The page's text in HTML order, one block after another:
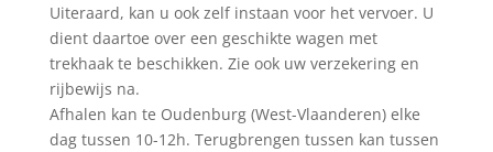
Uiteraard, kan u ook zelf instaan voor het vervoer. U
dient daartoe over een geschikte wagen met
trekhaak te beschikken. Zie ook uw verzekering en
rijbewijs na.
Afhalen kan te Oudenburg (West-Vlaanderen) elke
dag tussen 10-12h. Terugbrengen tussen kan tussen